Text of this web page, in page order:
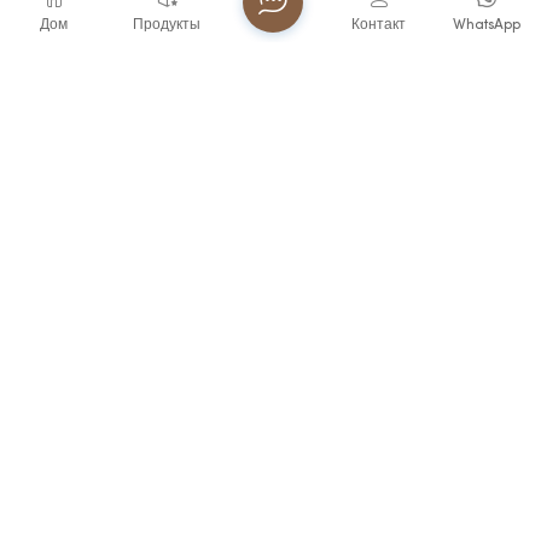
Подписаться
Дом Продукты WhatsApp
Контакт